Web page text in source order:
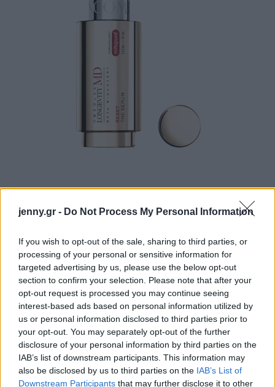
jenny.gr - Do Not Process My Personal Information
If you wish to opt-out of the sale, sharing to third parties, or
processing of your personal or sensitive information for
targeted advertising by us, please use the below opt-out
section to confirm your selection. Please note that after your
opt-out request is processed you may continue seeing
interest-based ads based on personal information utilized by
us or personal information disclosed to third parties prior to
your opt-out. You may separately opt-out of the further
disclosure of your personal information by third parties on the
IAB’s list of downstream participants. This information may
also be disclosed by us to third parties on the IAB’s List of
Downstream Participants that may further disclose it to other
αυτό σύμπλοκο μακροζωίας συνδυάζει τη Ραμνόζη,
Τριαντάφυλλου με την Ταυρίνη για να στοχεύσει τις
κυριότερες ανάγκες της επιδερμίδας ενάντια στη
γήρανση.